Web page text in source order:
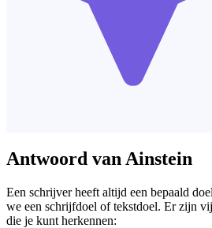
Antwoord van Ainstein
Een schrijver heeft altijd een bepaald
we een schrijfdoel of tekstdoel. Er zijn
die je kunt herkennen: